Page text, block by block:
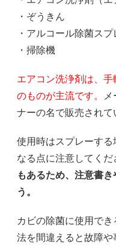
・ぞうきん
・アルコール除菌スプ
・掃除機
エアコン洗浄剤は、
のものが主流です。
ナーの名で販売されて
使用時はスプレーす
なる点に注意してくだ
もあるため、注意書
う。
カビの除菌に使用で
法を間違えると故障